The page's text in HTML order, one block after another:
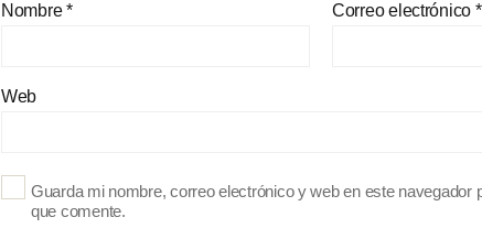
Nombre* Correo electrónico *
Web
Guarda mi nombre, correo electrónico y web en este navegador
que comente.